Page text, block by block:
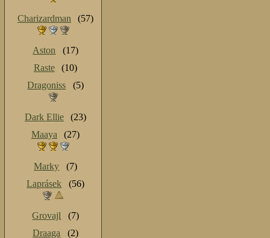
Charizardman (57)
Aston
(17)
Raste
(10)
Dragoniss
(5)
Dark Ellie
(23)
Maaya
(27)
Marky
(7)
Laprásek
(56)
Grovajl
(7)
Draaga
(2)